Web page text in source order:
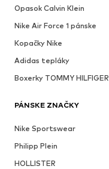
Opasok Calvin Klein
Nike Air Force 1 pánske
Kopačky Nike
Adidas tepláky
Boxerky TOMMY HILFIGER
PÁNSKE ZNAČKY
Nike Sportswear
Philipp Plein
HOLLISTER